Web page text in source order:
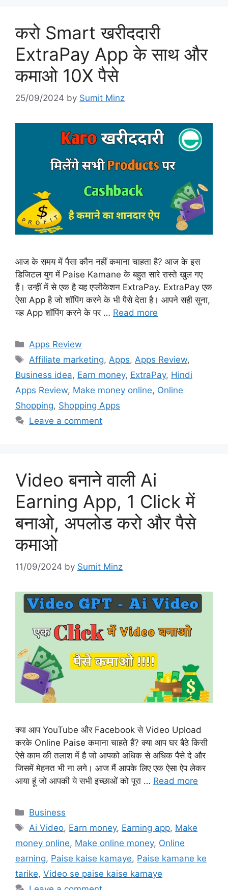
करो Smart खरीददारी
ExtraPay App के साथ और
कमाओ 10X पैसे
25/09/2024 by Sumit Minz
आज के समय में पैसा कौन नहीं कमाना चाहता है? आज के इस
डिजिटल युग में Paise Kamane के बहुत सारे रास्ते खुल गए
हैं। उन्हीं में से एक है यह एप्लीकेशन ExtraPay. ExtraPay एक
ऐसा App है जो शॉपिंग करने के भी पैसे देता है। आपने सही सुना,
यह App शॉपिंग करने के पर … Read more
Categories
Apps Review
Tags
Affiliate marketing, Apps, Apps Review,
Business idea, Earn money, ExtraPay, Hindi
Apps Review, Make money online, Online
Shopping, Shopping Apps
Leave a comment
Video बनाने वाली Ai
Earning App, 1 Click में
बनाओ, अपलोड करो और पैसे
कमाओ
11/09/2024 by Sumit Minz
क्या आप YouTube और Facebook से Video Upload
करके Online Paise कमाना चाहते हैं? क्या आप घर बैठे किसी
ऐसे काम की तलाश में है जो आपको अधिक से अधिक पैसे दे और
जिसमें मेहनत भी ना लगे। आज मैं आपके लिए एक ऐसा ऐप लेकर
आया हूं जो आपकी ये सभी इच्छाओं को पूरा … Read more
Categories
Business
Tags
Ai Video, Earn money, Earning app, Make
money online, Make online money, Online
earning, Paise kaise kamaye, Paise kamane ke
tarike, Video se paise kaise kamaye